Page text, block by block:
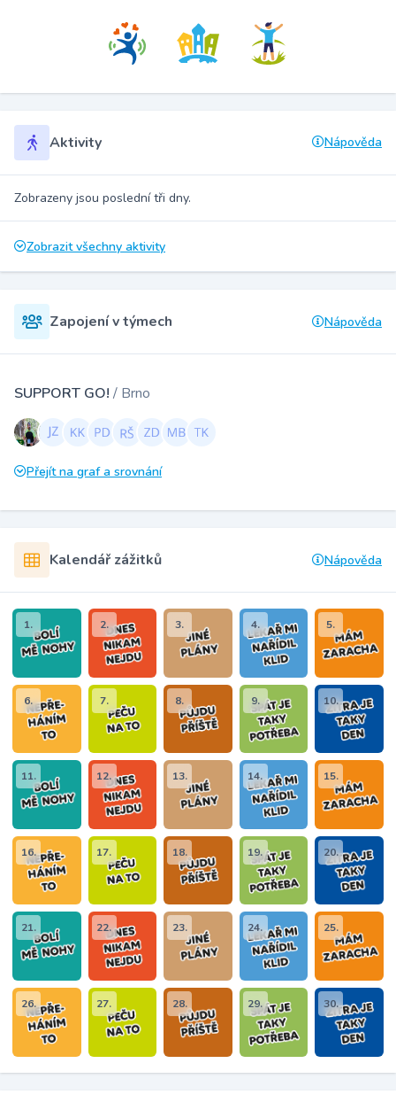
Aktivity Nápověda
Zobrazeny jsou poslední tři dny.
Zobrazit všechny aktivity
Zapojení v týmech Nápověda
SUPPORT GO! / Brno
Přejít na graf a srovnání
Kalendář zážitků Nápověda
1. 2. 3. 4. 5.
6. 7. 8. 9. 10.
11. 12. 13. 14. 15.
16. 17. 18. 19. 20.
21. 22. 23. 24. 25.
26. 27. 28. 29. 30.